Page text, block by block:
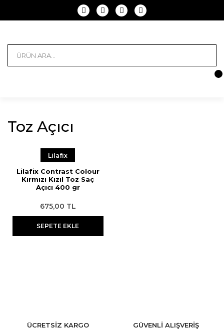
Toz Açıcı
Lilafix
Lilafix Contrast Colour
Kırmızı Kızıl Toz Saç
Açıcı 400 gr
675,00 TL
SEPETE EKLE
ÜCRETSİZ KARGO GÜVENLİ ALIŞVERİŞ